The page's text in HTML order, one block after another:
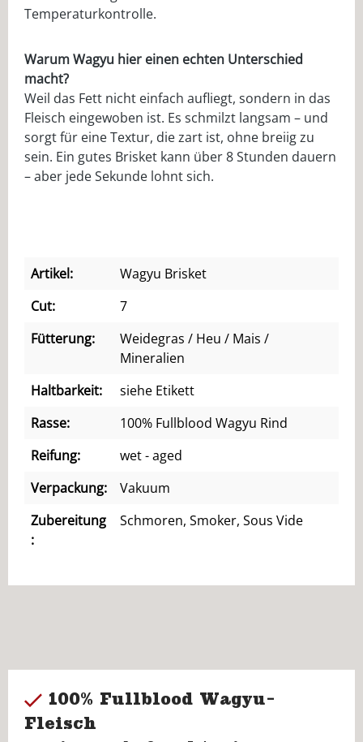
Temperaturkontrolle.
Warum Wagyu hier einen echten Unterschied
macht?
Weil das Fett nicht einfach aufliegt, sondern in das
Fleisch eingewoben ist. Es schmilzt langsam – und
sorgt für eine Textur, die zart ist, ohne breiig zu
sein. Ein gutes Brisket kann über 8 Stunden dauern
– aber jede Sekunde lohnt sich.
Artikel:
Wagyu Brisket
Cut:
7
Fütterung:
Weidegras / Heu / Mais /
Mineralien
Haltbarkeit:
siehe Etikett
Rasse:
100% Fullblood Wagyu Rind
Reifung:
wet - aged
Verpackung:
Vakuum
Zubereitung
:
Schmoren, Smoker, Sous Vide
100% Fullblood Wagyu-
Fleisch